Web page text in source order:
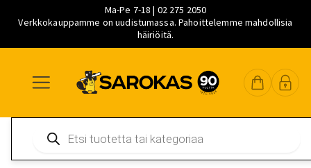
Ma-Pe 7-18 | 02 275 2050
Verkkokauppamme on uudistumassa. Pahoittelemme mahdollisia
häiriöitä.
navigointiin
sisältöön
pääsisältöön
search